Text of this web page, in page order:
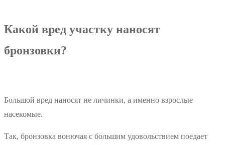
Какой вред участку наносят
бронзовки?
Большой вред наносят не личинки, а именно взрослые
насекомые.
Так, бронзовка вонючая с большим удовольствием поедает